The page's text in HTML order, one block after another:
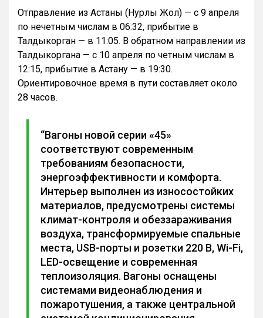
Отправление из Астаны (Нурлы Жол) — с 9 апреля
по нечетным числам в 06:32, прибытие в
Талдыкорган — в 11:05. В обратном направлении из
Талдыкоргана — с 10 апреля по четным числам в
12:15, прибытие в Астану — в 19:30.
Ориентировочное время в пути составляет около
28 часов.
“Вагоны новой серии «45»
соответствуют современным
требованиям безопасности,
энергоэффективности и комфорта.
Интерьер выполнен из износостойких
материалов, предусмотрены системы
климат-контроля и обеззараживания
воздуха, трансформируемые спальные
места, USB-порты и розетки 220 В, Wi-Fi,
LED-освещение и современная
теплоизоляция. Вагоны оснащены
системами видеонаблюдения и
пожаротушения, а также центральной